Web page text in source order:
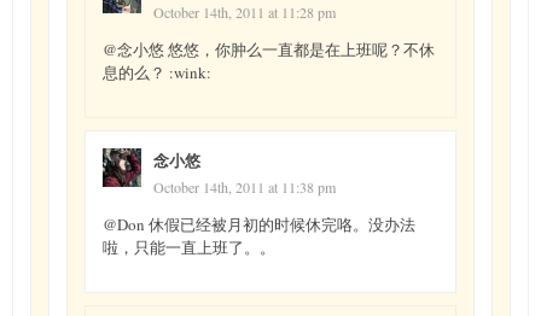
October 14th, 2011 at 11:28 pm
@念小悠 悠悠，你肿么一直都是在上班呢？不休
息的么？ :wink:
念小悠
October 14th, 2011 at 11:38 pm
@Don 休假已经被月初的时候休完咯。没办法
啦，只能一直上班了。。